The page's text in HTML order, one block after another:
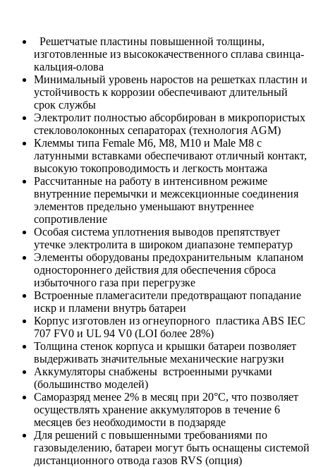
Решетчатые пластины повышенной толщины,
изготовленные из высококачественного сплава свинца-
кальция-олова
Минимальный уровень наростов на решетках пластин и
устойчивость к коррозии обеспечивают длительный
срок службы
Электролит полностью абсорбирован в микропористых
стекловолоконных сепараторах (технология AGM)
Клеммы типа Female M6, M8, M10 и Male M8 с
латунными вставками обеспечивают отличный контакт,
высокую токопроводимость и легкость монтажа
Рассчитанные на работу в интенсивном режиме
внутренние перемычки и межсекционные соединения
элементов предельно уменьшают внутреннее
сопротивление
Особая система уплотнения выводов препятствует
утечке электролита в широком диапазоне температур
Элементы оборудованы предохранительным клапаном
одностороннего действия для обеспечения сброса
избыточного газа при перегрузке
Встроенные пламегасители предотвращают попадание
искр и пламени внутрь батареи
Корпус изготовлен из огнеупорного пластикa ABS IEC
707 FV0 и UL 94 V0 (LOI более 28%)
Толщина стенок корпуса и крышки батареи позволяет
выдерживать значительные механические нагрузки
Аккумуляторы снабжены встроенными ручками
(большинство моделей)
Саморазряд менее 2% в месяц при 20°С, что позволяет
осуществлять хранение аккумуляторов в течение 6
месяцев без необходимости в подзаряде
Для решений с повышенными требованиями по
газовыделению, батареи могут быть оснащены системой
дистанционного отвода газов RVS (опция)